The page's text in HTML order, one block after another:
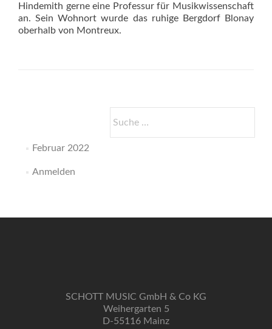
Hindemith gerne eine Professur für Musikwissenschaft
an. Sein Wohnort wurde das ruhige Bergdorf Blonay
oberhalb von Montreux.
nach:
Februar 2022
Anmelden
SCHOTT MUSIC GmbH & Co KG
Weihergarten 5
D-55116 Mainz